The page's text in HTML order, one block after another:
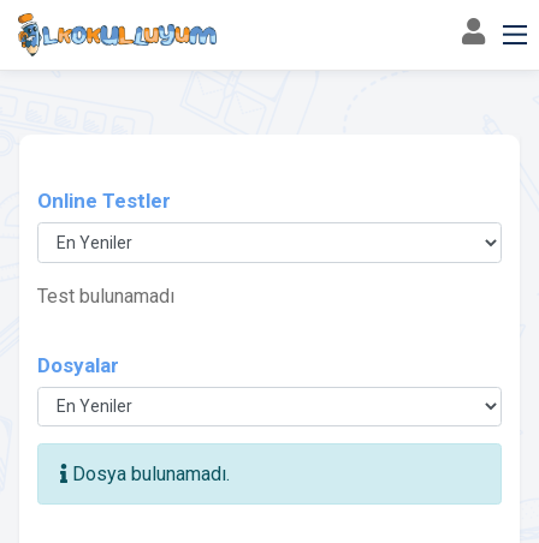
4. Sınıf Matematik
Online Testler
Test bulunamadı
Dosyalar
Dosya bulunamadı.